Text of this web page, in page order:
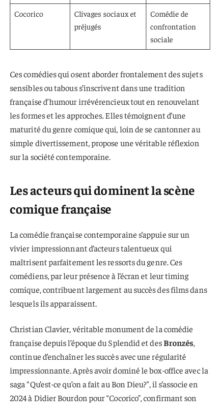
Cocorico
Clivages sociaux et
préjugés
Comédie de
confrontation
sociale
Ces comédies qui osent aborder frontalement des sujets
sensibles ou tabous s’inscrivent dans une tradition
française d’humour irrévérencieux tout en renouvelant
les formes et les approches. Elles témoignent d’une
maturité du genre comique qui, loin de se cantonner au
simple divertissement, propose une véritable réflexion
sur la société contemporaine.
Les acteurs qui dominent la scène
comique française
La comédie française contemporaine s’appuie sur un
vivier impressionnant d’acteurs talentueux qui
maîtrisent parfaitement les ressorts du genre. Ces
comédiens, par leur présence à l’écran et leur timing
comique, contribuent largement au succès des films dans
lesquels ils apparaissent.
Christian Clavier, véritable monument de la comédie
française depuis l’époque du Splendid et desBronzés,
continue d’enchaîner les succès avec une régularité
impressionnante. Après avoir dominé le box-office avec la
saga “Qu’est-ce qu’on a fait au Bon Dieu?”, il s’associe en
2024 à Didier Bourdon pour “Cocorico”, confirmant son